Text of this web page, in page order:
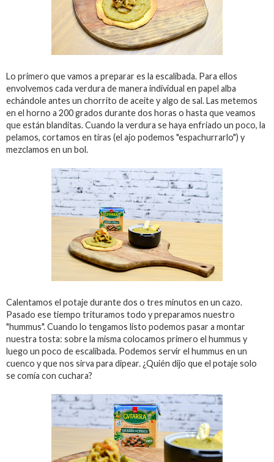
Lo primero que vamos a preparar es la escalibada. Para ellos
envolvemos cada verdura de manera individual en papel alba
echándole antes un chorrito de aceite y algo de sal. Las metemos
en el horno a 200 grados durante dos horas o hasta que veamos
que están blanditas. Cuando la verdura se haya enfriado un poco, la
pelamos, cortamos en tiras (el ajo podemos "espachurrarlo") y
mezclamos en un bol.
Calentamos el potaje durante dos o tres minutos en un cazo.
Pasado ese tiempo trituramos todo y preparamos nuestro
"hummus". Cuando lo tengamos listo podemos pasar a montar
nuestra tosta: sobre la misma colocamos primero el hummus y
luego un poco de escalibada. Podemos servir el hummus en un
cuenco y que nos sirva para dipear. ¿Quién dijo que el potaje solo
se comía con cuchara?